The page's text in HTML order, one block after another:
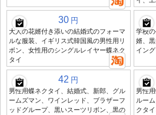
30 円
大人の花婿付き添いの結婚式のフォーマ
ルな服装、イギリス式韓国風の男性用リ
ボン、女性用のシングルレイヤー蝶ネク
タイ
学校
婿、
イン
42 円
男性用蝶ネクタイ、結婚式、新郎、グル
ームズマン、ワインレッド、ブラザーフ
ッドグループ、黒いスーツリボン、黒の
男性
ルー
クタ